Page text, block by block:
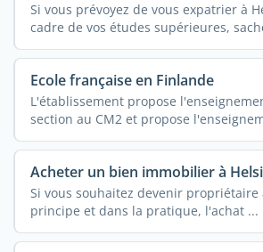
Si vous prévoyez de vous expatrier à
cadre de vos études supérieures,
Ecole française en Finlande
L'établissement propose
section au CM2 et propose
Acheter un bien immobilier à
Si vous souhaitez devenir propriétaire
principe et dans la pratique, l'achat ...